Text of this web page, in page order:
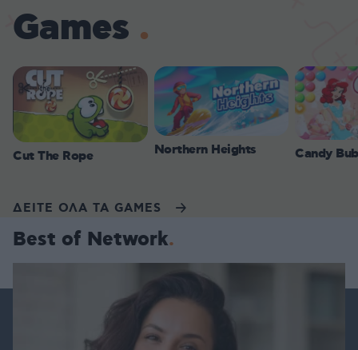
Games
Cut The Rope Northern Heights Candy
ΔΕΙΤΕ ΟΛΑ ΤΑ GAMES
Best of Network